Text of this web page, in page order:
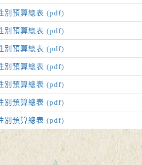
別預算總表 (pdf)
別預算總表 (pdf)
別預算總表 (pdf)
別預算總表 (pdf)
別預算總表 (pdf)
別預算總表 (pdf)
別預算總表 (pdf)